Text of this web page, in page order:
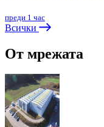
преди 1 час
Всички
От мрежата